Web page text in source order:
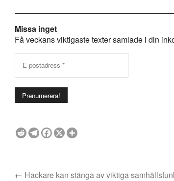
Missa inget
Få veckans viktigaste texter samlade i din
← Hackare kan stänga av viktiga